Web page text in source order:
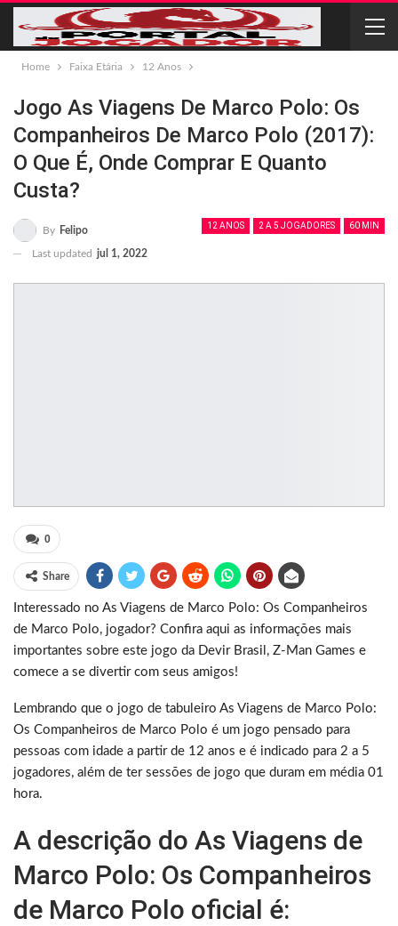
Home Faixa Etária 12 Anos
Jogo As Viagens De Marco Polo: Os
Companheiros De Marco Polo (2017):
O Que É, Onde Comprar E Quanto
Custa?
12 ANOS 2 A 5 JOGADORES 60 MIN
By Felipo
Last updated jul 1, 2022
0
Share
Interessado no As Viagens de Marco Polo: Os Companheiros
de Marco Polo, jogador? Confira aqui as informações mais
importantes sobre este jogo da Devir Brasil, Z-Man Games e
comece a se divertir com seus amigos!
Lembrando que o jogo de tabuleiro As Viagens de Marco Polo:
Os Companheiros de Marco Polo é um jogo pensado para
pessoas com idade a partir de 12 anos e é indicado para 2 a 5
jogadores, além de ter sessões de jogo que duram em média 01
hora.
A descrição do As Viagens de
Marco Polo: Os Companheiros
de Marco Polo oficial é: